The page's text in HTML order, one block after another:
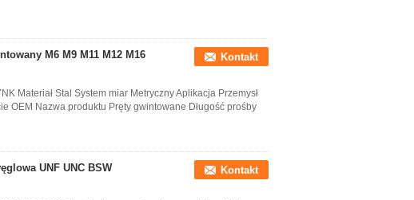
M6 M9 M11 M12 M16
Kontakt
Materiał Stal System miar Metryczny Aplikacja Przemysł
OEM Nazwa produktu Pręty gwintowane Długość prośby
UNF UNC BSW
Kontakt